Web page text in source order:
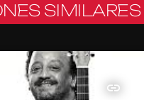
SIMILARES
insert_link